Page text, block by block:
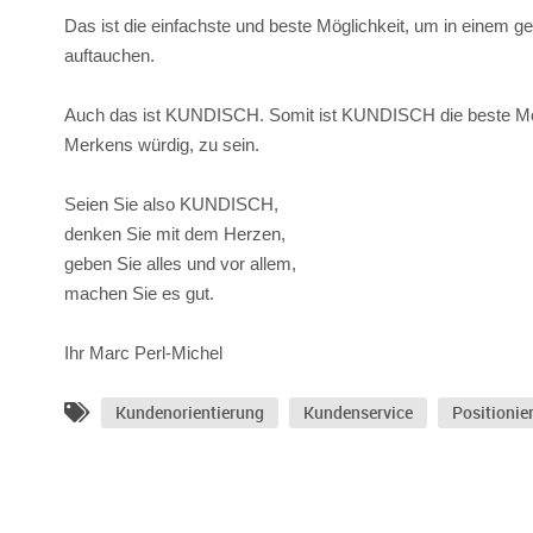
Das ist die einfachste und beste Möglichkeit, um in einem
auftauchen.
Auch das ist KUNDISCH. Somit ist KUNDISCH die beste
Merkens würdig, zu sein.
Seien Sie also KUNDISCH,
denken Sie mit dem Herzen,
geben Sie alles und vor allem,
machen Sie es gut.
Ihr Marc Perl-Michel
Kundenorientierung Kundenservice